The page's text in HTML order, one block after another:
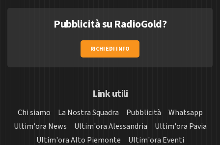
Pubblicità su RadioGold?
RICHIEDI INFO
Link utili
Chi siamo La Nostra Squadra Pubblicità
Whatsapp
Ultim'ora News
Ultim'ora Alessandria
Ultim'ora Pavia
Ultim'ora Alto Piemonte
Ultim'ora Eventi